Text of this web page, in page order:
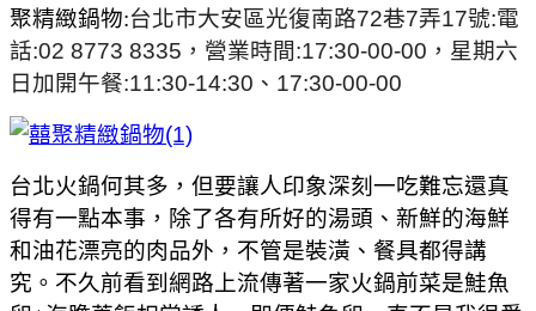
聚精緻鍋物:台北市大安區光復南路72巷7弄17號:電
話:02 8773 8335，營業時間:17:30-00-00，星期六
日加開午餐:11:30-14:30、 17:30-00-00
台北火鍋何其多，但要讓人印象深刻一吃難忘還真
得有一點本事，除了各有所好的湯頭、新鮮的海鮮
和油花漂亮的肉品外，不管是裝潢、餐具都得講
究。不久前看到網路上流傳著一家火鍋前菜是鮭魚